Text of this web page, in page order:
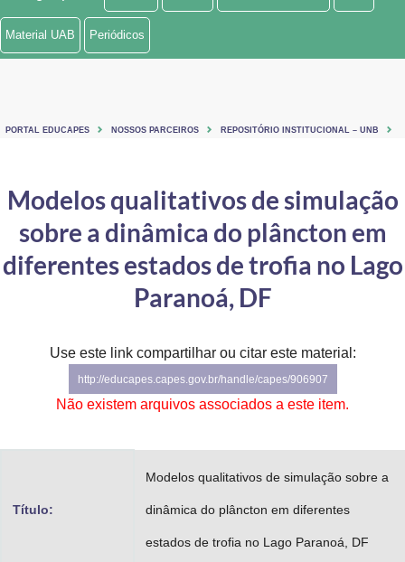
Ministério de Minas e Energia
Controladoria-Geral da União
Ministério da Mulher, da Família e dos Direitos Humanos
Gabinete de Segurança Institucional
Material UAB Periódicos
PORTAL EDUCAPES NOSSOS PARCEIROS REPOSITÓRIO INSTITUCIONAL – UNB
Modelos qualitativos de simulação
sobre a dinâmica do plâncton em
diferentes estados de trofia no Lago
Paranoá, DF
Use este link compartilhar ou citar este material:
http://educapes.capes.gov.br/handle/capes/906907
Não existem arquivos associados a este item.
Título:
Modelos qualitativos de simulação sobre a
dinâmica do plâncton em diferentes
estados de trofia no Lago Paranoá, DF